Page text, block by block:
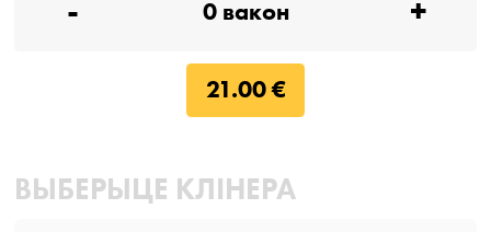
- +
21.00 €
ВЫБЕРЫЦЕ КЛІНЕРА